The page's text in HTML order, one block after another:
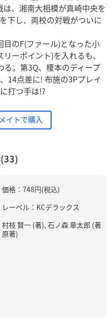
、湘南大相模が真崎中央を
下し、両校の対戦がついに
のF(ファール)となった小
ーポイント)を入れるも、
。第3Q、榎本のディープ
14点差に! 布施の3Pプレイ
打つ手は!?
イトで購入
価格：748円(税込)
レーベル：KCデラックス
村枝 賢一 (著), 石ノ森 章太郎 (著
原著)